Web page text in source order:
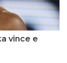
vince e